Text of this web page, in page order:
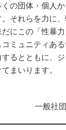
の団体・個人
それらを力に
にこの「性暴
ミュニティあ
るとともに、
まいります。
一般社